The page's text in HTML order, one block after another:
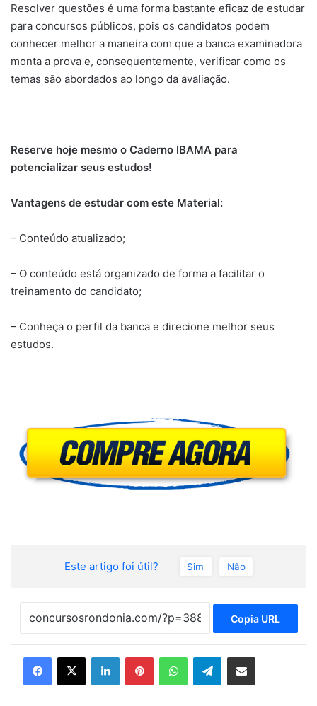
Resolver questões é uma forma bastante eficaz de estudar
para concursos públicos, pois os candidatos podem
conhecer melhor a maneira com que a banca examinadora
monta a prova e, consequentemente, verificar como os
temas são abordados ao longo da avaliação.
Reserve hoje mesmo o Caderno IBAMA para
potencializar seus estudos!
Vantagens de estudar com este Material:
– Conteúdo atualizado;
– O conteúdo está organizado de forma a facilitar o
treinamento do candidato;
– Conheça o perfil da banca e direcione melhor seus
estudos.
Este artigo foi útil? Sim Não
Copia URL
LinkedinPinterestWhatsAppTelegramCompartilhar via e-mail